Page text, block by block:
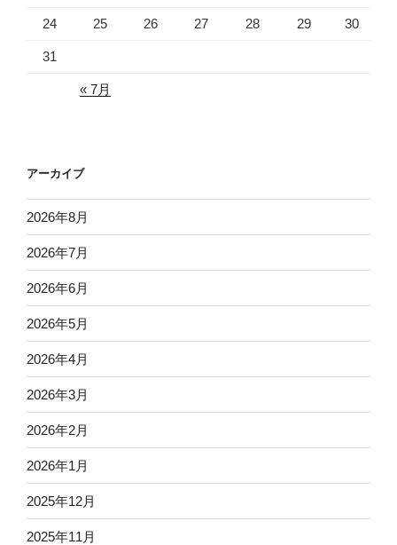
24 25 26 27 28 29 30
31
« 7月
アーカイブ
2026年8月
2026年7月
2026年6月
2026年5月
2026年4月
2026年3月
2026年2月
2026年1月
2025年12月
2025年11月